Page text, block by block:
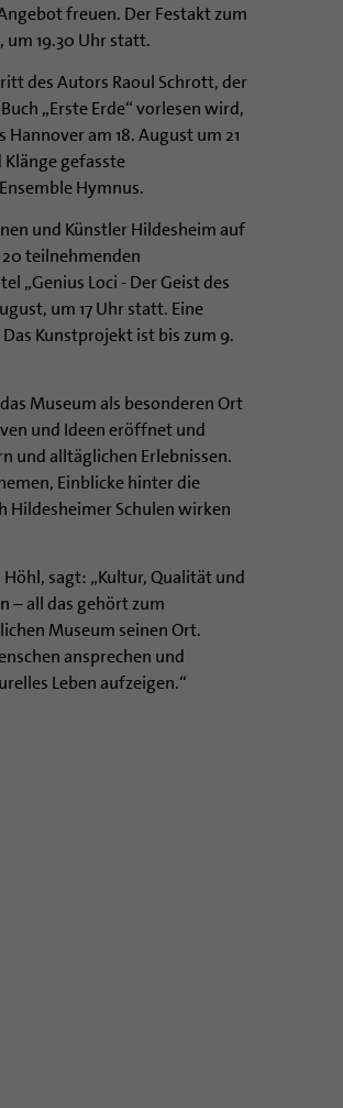
freuen. Der Festakt zum
um 19.30 Uhr statt.
des Autors Raoul Schrott, der
„Erste Erde“ vorlesen wird,
am 18. August um 21
gefasste
Hymnus.
und Künstler Hildesheim auf
teilnehmenden
„Genius Loci - Der Geist des
um 17 Uhr statt. Eine
Kunstprojekt ist bis zum 9.
Museum als besonderen Ort
und Ideen eröffnet und
und alltäglichen Erlebnissen.
Einblicke hinter die
Hildesheimer Schulen wirken
sagt: „Kultur, Qualität und
– all das gehört zum
Museum seinen Ort.
ansprechen und
Leben aufzeigen.“